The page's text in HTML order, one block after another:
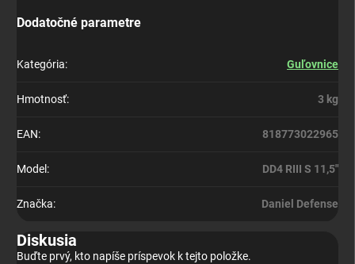
Dodatočné parametre
Kategória: Guľovnice
Hmotnosť: 3 kg
EAN: 818773022965
Model : DD4 RIII S 11,5"
Značka: Daniel Defense
Diskusia
Buďte prvý, kto napíše príspevok k tejto položke.